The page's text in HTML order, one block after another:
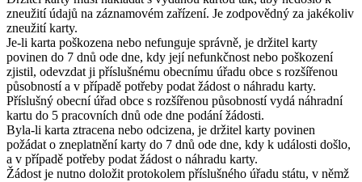
zneužití údajů na záznamovém zařízení. Je zodpovědný za jakékoliv
zneužití karty.
Je-li karta poškozena nebo nefunguje správně, je držitel karty
povinen do 7 dnů ode dne, kdy její nefunkčnost nebo poškození
zjistil, odevzdat ji příslušnému obecnímu úřadu obce s rozšířenou
působností a v případě potřeby podat žádost o náhradu karty.
Příslušný obecní úřad obce s rozšířenou působností vydá náhradní
kartu do 5 pracovních dnů ode dne podání žádosti.
Byla-li karta ztracena nebo odcizena, je držitel karty povinen
požádat o zneplatnění karty do 7 dnů ode dne, kdy k události došlo,
a v případě potřeby podat žádost o náhradu karty.
Žádost je nutno doložit protokolem příslušného úřadu státu, v němž